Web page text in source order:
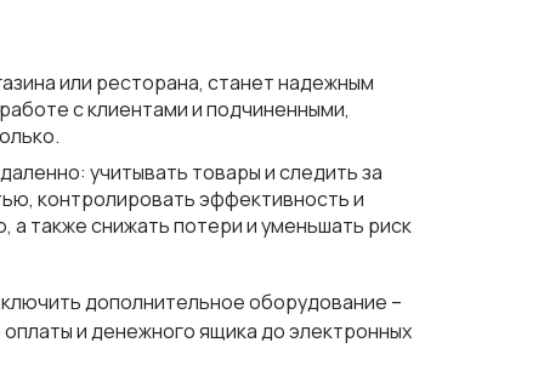
или ресторана, станет надежным
с клиентами и подчиненными,
учитывать товары и следить за
контролировать эффективность и
также снижать потери и уменьшать риск
дополнительное оборудование –
и денежного ящика до электронных